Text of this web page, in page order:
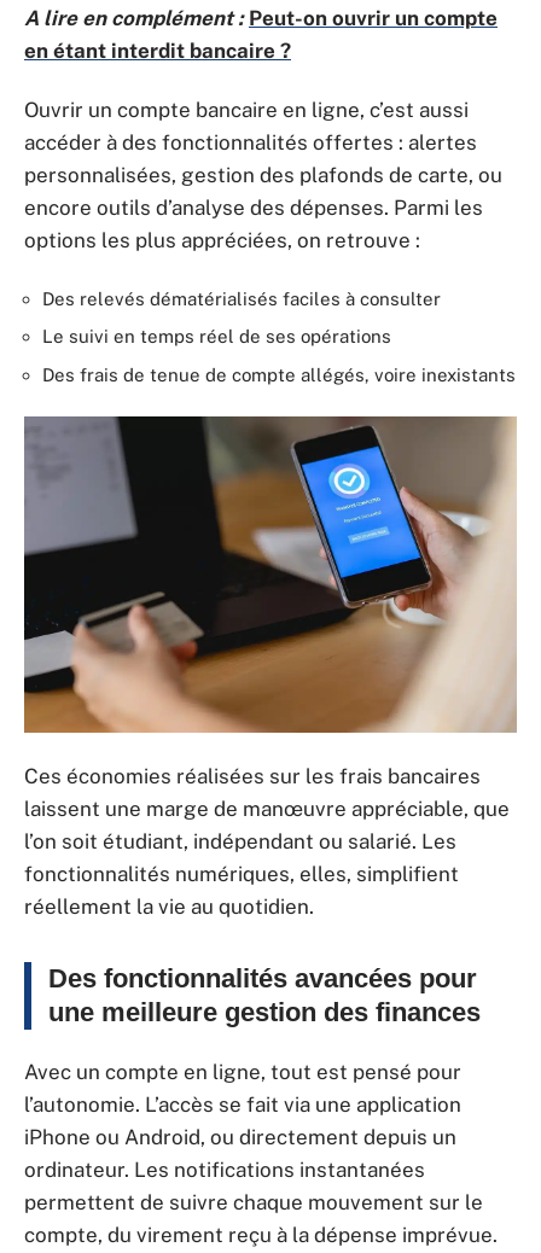
A lire en complément : Peut-on ouvrir un compte
en étant interdit bancaire ?
Ouvrir un compte bancaire en ligne, c’est aussi
accéder à des fonctionnalités offertes : alertes
personnalisées, gestion des plafonds de carte, ou
encore outils d’analyse des dépenses. Parmi les
options les plus appréciées, on retrouve :
Des relevés dématérialisés faciles à consulter
Le suivi en temps réel de ses opérations
Des frais de tenue de compte allégés, voire inexistants
Ces économies réalisées sur les frais bancaires
laissent une marge de manœuvre appréciable, que
l’on soit étudiant, indépendant ou salarié. Les
fonctionnalités numériques, elles, simplifient
réellement la vie au quotidien.
Des fonctionnalités avancées pour
une meilleure gestion des finances
Avec un compte en ligne, tout est pensé pour
l’autonomie. L’accès se fait via une application
iPhone ou Android, ou directement depuis un
ordinateur. Les notifications instantanées
permettent de suivre chaque mouvement sur le
compte, du virement reçu à la dépense imprévue.